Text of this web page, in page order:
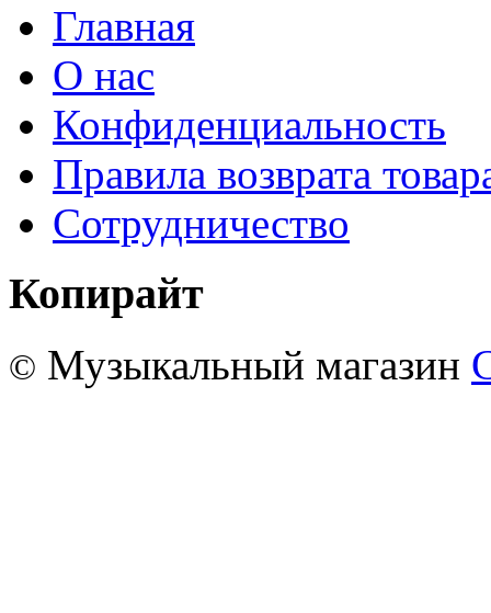
Главная
О нас
Конфиденциальность
Правила возврата
Сотрудничество
Копирайт
© Музыкальный магазин